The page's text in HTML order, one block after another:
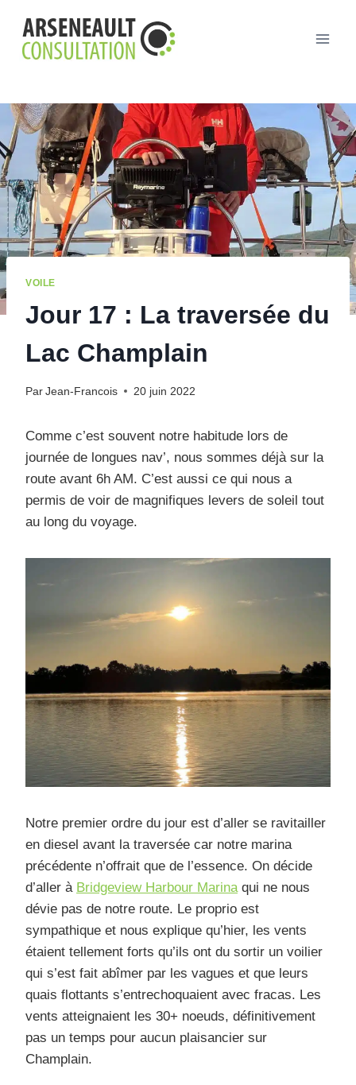
contenu
VOILE
Jour 17 : La traversée du
Lac Champlain
Par Jean-Francois 20 juin 2022
Comme c’est souvent notre habitude lors de
journée de longues nav’, nous sommes déjà sur la
route avant 6h AM. C’est aussi ce qui nous a
permis de voir de magnifiques levers de soleil tout
au long du voyage.
Notre premier ordre du jour est d’aller se ravitailler
en diesel avant la traversée car notre marina
précédente n’offrait que de l’essence. On décide
d’aller à Bridgeview Harbour Marina qui ne nous
dévie pas de notre route. Le proprio est
sympathique et nous explique qu’hier, les vents
étaient tellement forts qu’ils ont du sortir un voilier
qui s’est fait abîmer par les vagues et que leurs
quais flottants s’entrechoquaient avec fracas. Les
vents atteignaient les 30+ noeuds, définitivement
pas un temps pour aucun plaisancier sur
Champlain.